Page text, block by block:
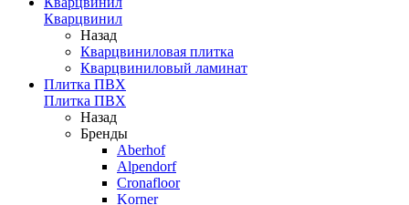
Кварцвинил
Назад
Кварцвиниловая плитка
Кварцвиниловый ламинат
Плитка ПВХ
Плитка ПВХ
Назад
Бренды
Aberhof
Alpendorf
Cronafloor
Korner